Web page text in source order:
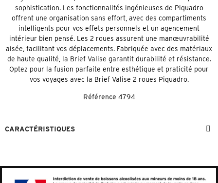
sophistication. Les fonctionnalités ingénieuses de Piquadro
offrent une organisation sans effort, avec des compartiments
intelligents pour vos effets personnels et un agencement
intérieur bien pensé. Les 2 roues assurent une manœuvrabilité
aisée, facilitant vos déplacements. Fabriquée avec des matériaux
de haute qualité, la Brief Valise garantit durabilité et résistance.
Optez pour la fusion parfaite entre esthétique et praticité pour
vos voyages avec la Brief Valise 2 roues Piquadro.
Référence 4794
CARACTÉRISTIQUES